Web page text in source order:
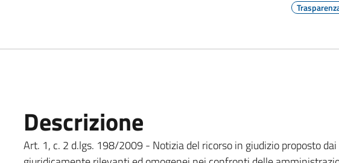
Descrizione
Art. 1, c. 2 d.lgs. 198/2009 - Notizia del ricorso in giudizio proposto